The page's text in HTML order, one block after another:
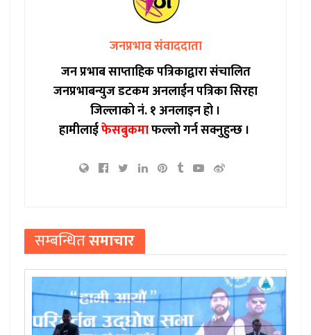
जनप्रभाव संवाददाता
जन प्रभाब साप्ताहिक पत्रिकाद्वारा संचालित
जनप्रभाबन्युज डटकम अनलाईन पत्रिका सिरहा
जिल्लाको नं. १ अनलाइन हो ।
हामीलाईफेसबुकमाफल्लो गर्न सक्नुहुन्छ ।
सम्बन्धितसमाचार